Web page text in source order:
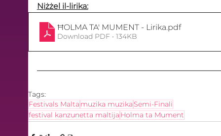
Niżżel il-lirika:
ĦOLMA TA' MUMENT - Lirika.pdf
Download PDF • 134KB
Tags:
Festivals Malta muzika muzika Semi-Finali
festival kanzunetta maltija Holma ta Mument